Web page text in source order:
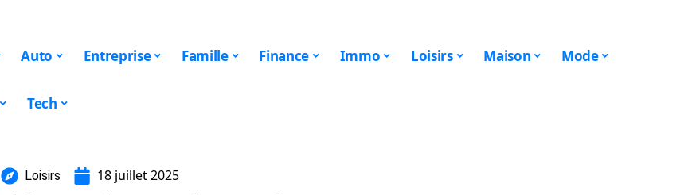
Auto Entreprise Famille Finance Immo Loisirs Maison Mode
Tech
Loisirs 18 juillet 2025